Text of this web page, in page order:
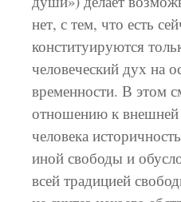
нет, с тем, что есть
конституируются
человеческий дух на
временности. В этом
отношению к внешней
человека
иной свободы и
всей традицией